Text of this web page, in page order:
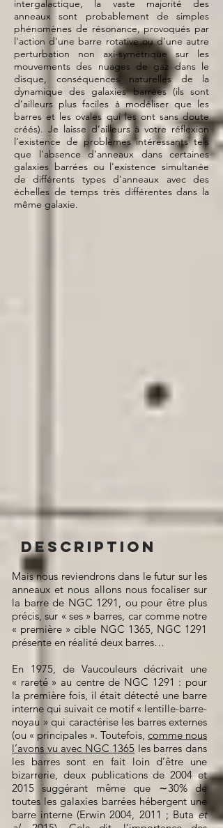
intergalactique, la vaste majorité des
anneaux sont probablement de simples
phénomènes de résonance, provoqués par
l'action d'une barre rotative ou d'une autre
perturbation non axi-symétrique sur les
mouvements des nuages de gaz dans le
disque, conséquences naturelles de la
dynamique des galaxies barrées (ils sont
d’ailleurs plus faciles à modéliser que les
barres et les ovales qui les ont sans doute
créés). Je laisse d’ailleurs à votre réflexion
l’existence de problèmes intéressants tels
que l'absence d'anneaux dans certaines
galaxies barrées ou l'existence simultanée
de différents types d'anneaux avec des
échelles de temps très différentes dans la
même galaxie.
Description
Mais nous reviendrons dans le futur sur les
anneaux et nous allons nous focaliser sur
la barre de NGC 1291, ou pour être plus
précis, sur « ses » barres, car comme notre
« première » cible NGC 1365, NGC 1291
présente en réalité deux barres…
En 1975, de Vaucouleurs décrivait une
« rareté » au centre de NGC 1291 : pour
la première fois, il était détecté une barre
interne qui suivait ce motif « lentille-barre-
noyau » qui caractérise les barres externes
(ou « principales ». Toutefois, comme nous
l’avons vu avec NGC 1365 les barres dans
les barres sont en fait loin d’être une
bizarrerie, deux publications de 2004 et
2015 suggérant même que ∼30% de
toutes les galaxies barrées hébergent une
barre interne (Erwin 2004, 2011 ; Butaet